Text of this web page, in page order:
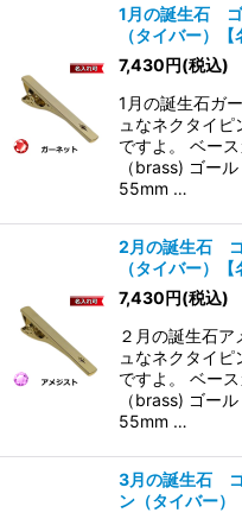
1月の誕生石 ゴ
（タイバー）【
7,430円(税込)
1月の誕生石ガ
ュなネクタイ
ですよ。 ベー
（brass) ゴー
55mm …
2月の誕生石
（タイバー）【
7,430円(税込)
２月の誕生石
ュなネクタイ
ですよ。 ベー
（brass) ゴー
55mm …
3月の誕生石
ン（タイバー）